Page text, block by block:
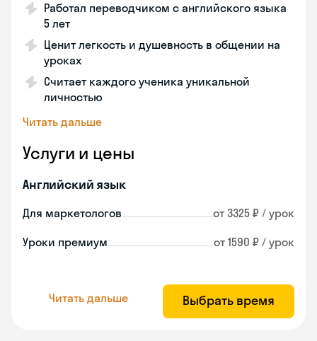
Работал переводчиком с английского языка
5 лет
Ценит легкость и душевность в общении на
уроках
Считает каждого ученика уникальной
личностью
Читать дальше
Услуги и цены
Английский язык
Для маркетологов от 3325 ₽ / урок
Уроки премиум от 1590 ₽ / урок
Читать дальше Выбрать время